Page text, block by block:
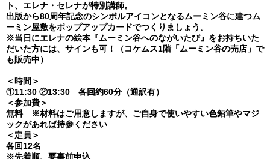
ト、エレナ・セレナが特別講師。
出版から80周年記念のシンボルアイコンとなるムーミン谷に建つム
ーミン屋敷をポップアップカードでつくりましょう。
※当日にエレナの絵本『ムーミン谷へのながいたび』をお持ちいた
だいた方には、サインも可！（コケムス1階「ムーミン谷の売店」で
も販売中）
＜時間＞
①11:30 ②13:30 各回約60分（通訳有）
＜参加費＞
無料 ※材料はご用意しますが、ご自身で使いやすい色鉛筆やマジ
ックがあれば持参ください
＜定員＞
各回12名
※先着順、要事前申込